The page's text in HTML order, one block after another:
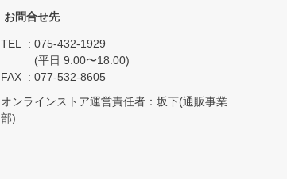
お問合せ先
TEL
075-432-1929
(平日 9:00〜18:00)
FAX
077-532-8605
オンラインストア運営責任者：坂下(通販事業
部)